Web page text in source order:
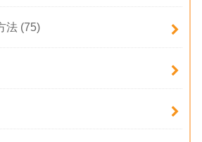
法 (75)